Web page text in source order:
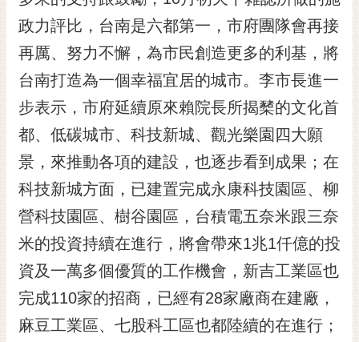
網
站
導
覽
訂
閱
RSS
訂
閱
電
子
報
市
民
信
箱
政力評比，台南是六都第一，市府團隊會再接
再厲、努力不懈，為市民創造更多的利基，將
台南打造為一個幸福宜居的城市。李市長進一
步表示，市府延續原來賴院長所揭櫫的文化首
都、低碳城市、科技新城、觀光樂園四大願
景，來推動各項的建設，也逐步看到成果；在
科技新城方面，已建置完成永康科技園區、柳
營科技園區、樹谷園區，台積電五奈米跟三奈
米的投資持續在進行，將會帶來1兆1仟億的投
資及一萬多個優質的工作機會，新吉工業區也
完成110家的招商，已經有28家廠商在建廠，
麻豆工業區、七股科工區也都陸續的在進行；